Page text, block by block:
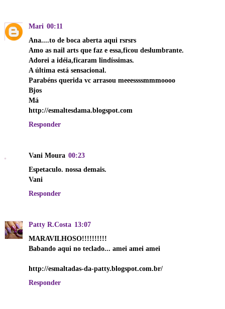
Mari 00:11
Ana....to de boca aberta aqui rsrsrs
Amo as nail arts que faz e essa,ficou deslumbrante.
Adorei a idéia,ficaram lindíssimas.
A última está sensacional.
Parabéns querida vc arrasou meeessssmmmoooo
Bjos
Má
http://esmaltesdama.blogspot.com
Responder
Vani Moura 00:23
Espetaculo. nossa demais.
Vani
Responder
Patty R.Costa 13:07
MARAVILHOSO!!!!!!!!!!
Babando aqui no teclado... amei amei amei
http://esmaltadas-da-patty.blogspot.com.br/
Responder